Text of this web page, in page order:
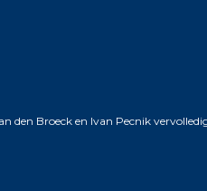
den Broeck en Ivan Pecnik